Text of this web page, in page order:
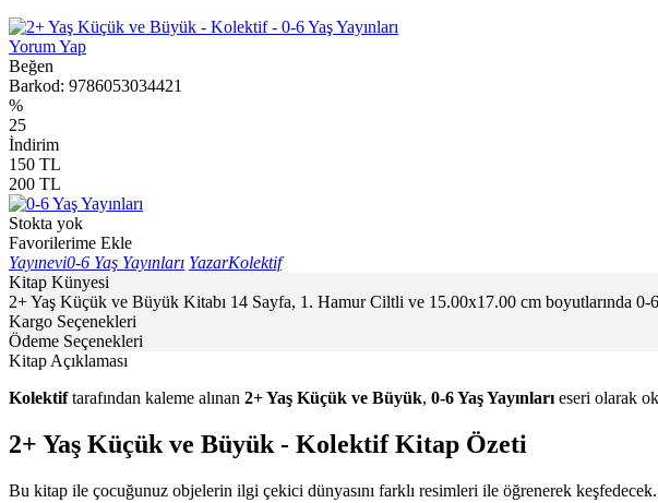
Yorum Yap
Beğen
Barkod: 9786053034421
%
25
İndirim
150 TL
200 TL
Stokta yok
Favorilerime Ekle
Yayınevi0-6 Yaş Yayınları YazarKolektif
Kitap Künyesi
2+ Yaş Küçük ve Büyük Kitabı 14 Sayfa, 1. Hamur Ciltli ve 15.00x17.00 cm boyutlarında 0-6
Kargo Seçenekleri
Ödeme Seçenekleri
Kitap Açıklaması
Kolektiftarafından kaleme alınan 2+ Yaş Küçük ve Büyük, 0-6 Yaş Yayınları eseri olarak
2+ Yaş Küçük ve Büyük - Kolektif Kitap Özeti
Bu kitap ile çocuğunuz objelerin ilgi çekici dünyasını farklı resimleri ile öğrenerek